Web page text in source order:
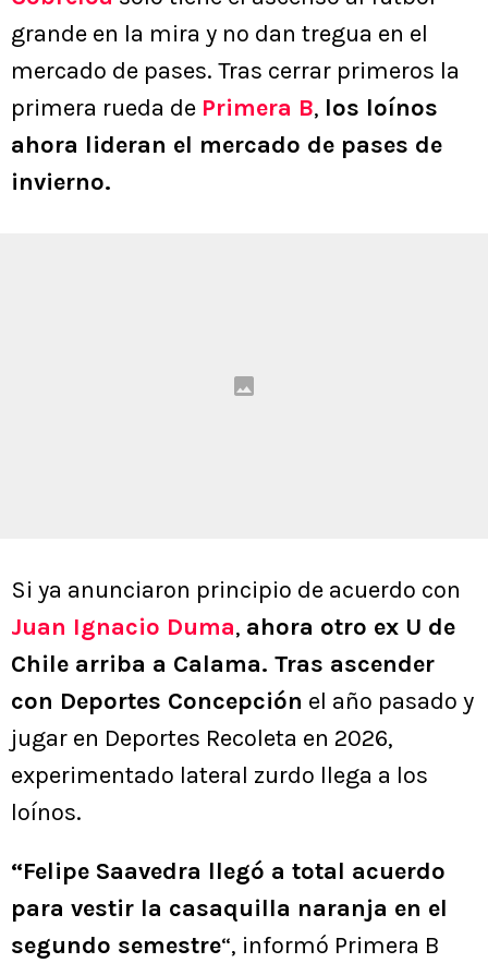
grande en la mira y no dan tregua en el
mercado de pases. Tras cerrar primeros la
primera rueda de Primera B, los loínos
ahora lideran el mercado de pases de
invierno.
Si ya anunciaron principio de acuerdo con
Juan Ignacio Duma, ahora otro ex U de
Chile arriba a Calama. Tras ascender
con Deportes Concepción el año pasado y
jugar en Deportes Recoleta en 2026,
experimentado lateral zurdo llega a los
loínos.
“Felipe Saavedra llegó a total acuerdo
para vestir la casaquilla naranja en el
segundo semestre“, informó Primera B